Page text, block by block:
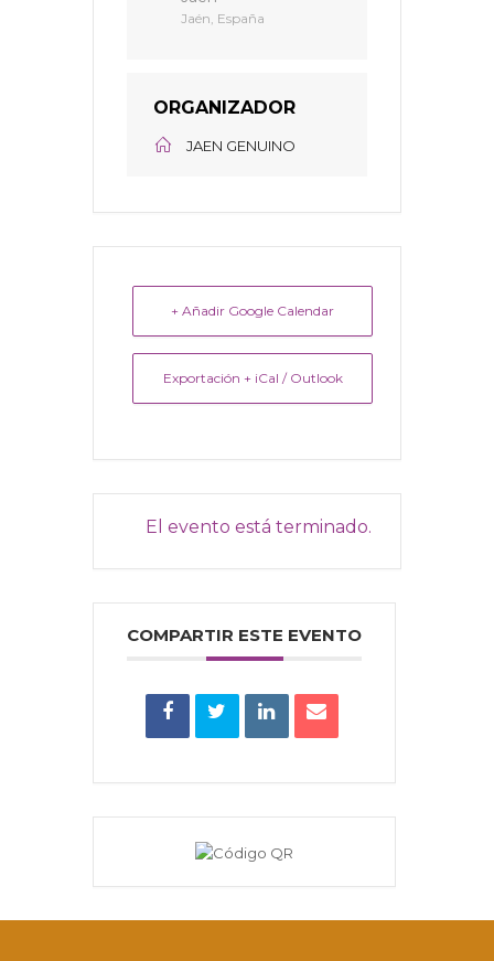
Jaén, España
ORGANIZADOR
JAEN GENUINO
+ Añadir Google Calendar
Exportación + iCal / Outlook
El evento está terminado.
COMPARTIR ESTE EVENTO